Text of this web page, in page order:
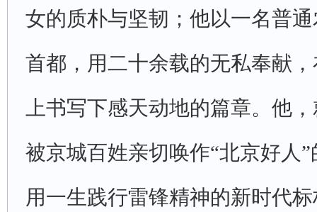
女的质朴与坚韧；他以一名普
首都，用二十余载的无私奉献
上书写下感天动地的篇章。他
被京城百姓亲切唤作“北京好人
用一生践行雷锋精神的新时代